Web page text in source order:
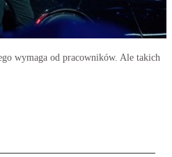
wymaga od pracowników. Ale takich